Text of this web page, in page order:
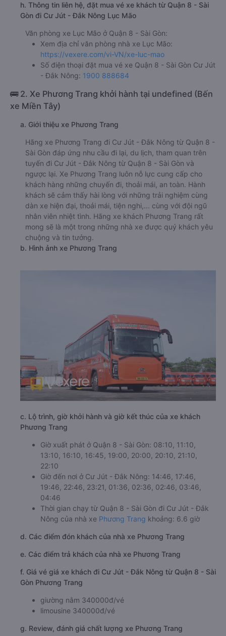
h. Thông tin liên hệ, đặt mua vé xe khách từ Quận 8 - Sài
Gòn đi Cư Jút - Đắk Nông Lục Mão
Văn phòng xe Lục Mão ở Quận 8 - Sài Gòn:
Xem địa chỉ văn phòng nhà xe Lục Mão:
https://vexere.com/vi-VN/xe-luc-mao
Số điện thoại đặt mua vé xe Quận 8 - Sài Gòn Cư Jút
- Đắk Nông: 1900 888684
🚌 2. Xe Phương Trang khởi hành tại undefined (Bến
xe Miền Tây)
a. Giới thiệu xe Phương Trang
Hãng xe Phương Trang đi Cư Jút - Đắk Nông từ Quận 8 -
Sài Gòn đáp ứng nhu cầu đi lại, du lịch, tham quan trên
tuyến đi Cư Jút - Đắk Nông từ Quận 8 - Sài Gòn và
ngược lại. Xe Phương Trang luôn nỗ lực cung cấp cho
khách hàng những chuyến đi, thoải mái, an toàn. Hành
khách sẽ cảm thấy hài lòng với những trải nghiệm cùng
dàn xe hiện đại, thoải mái, tiện nghi,... cùng với đội ngũ
nhân viên nhiệt tình. Hãng xe khách Phương Trang rất
mong sẽ là một trong những nhà xe được quý khách yêu
chuộng và tin tưởng.
b. Hình ảnh xe Phương Trang
c. Lộ trình, giờ khởi hành và giờ kết thúc của xe khách
Phương Trang
Giờ xuất phát ở Quận 8 - Sài Gòn: 08:10, 11:10,
13:10, 16:10, 16:45, 19:00, 20:00, 20:10, 21:10,
22:10
Giờ đến nơi ở Cư Jút - Đắk Nông: 14:46, 17:46,
19:46, 22:46, 23:21, 01:36, 02:36, 02:46, 03:46,
04:46
Thời gian chạy từ Quận 8 - Sài Gòn đi Cư Jút - Đắk
Nông của nhà xe Phương Trang khoảng: 6.6 giờ
d. Các điểm đón khách của nhà xe Phương Trang
e. Các điểm trả khách của nhà xe Phương Trang
f. Giá vé giá xe khách đi Cư Jút - Đắk Nông từ Quận 8 - Sài
Gòn Phương Trang
giường nằm 340000đ/vé
limousine 340000đ/vé
g. Review, đánh giá chất lượng xe Phương Trang